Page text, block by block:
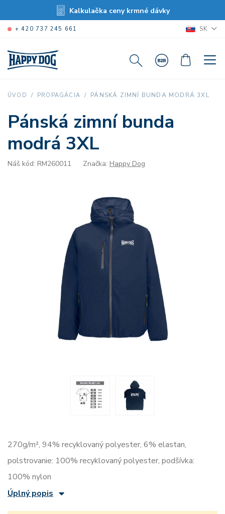
Kalkulačka ceny krmné dávky
+ 420 737 245 661 SK
ÚVOD PROPAGÁCIA PÁNSKÁ ZIMNÍ BUNDA MODRÁ 3XL
Pánská zimní bunda
modrá 3XL
Náš kód: RM260011 Značka: Happy Dog
270g/m², 94% recyklovaný polyester, 6% elastan,
polstrovanie: 100% recyklovaný polyester, podšívka:
100% nylon
Úplný popis